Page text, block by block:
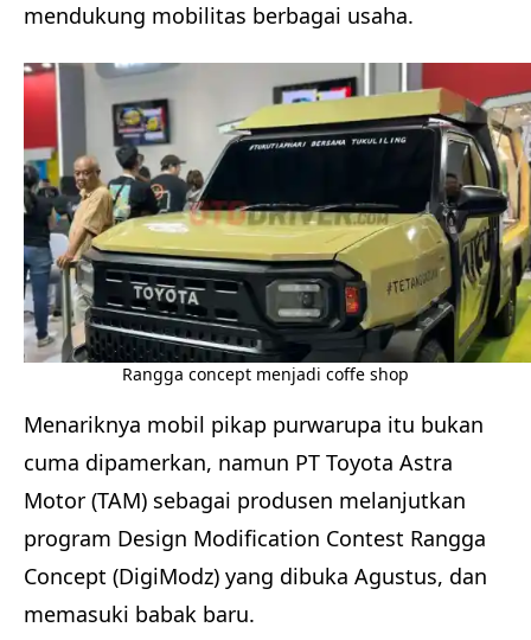
mendukung mobilitas berbagai usaha.
Rangga concept menjadi coffe shop
Menariknya mobil pikap purwarupa itu bukan
cuma dipamerkan, namun PT Toyota Astra
Motor (TAM) sebagai produsen melanjutkan
program Design Modification Contest Rangga
Concept (DigiModz) yang dibuka Agustus, dan
memasuki babak baru.